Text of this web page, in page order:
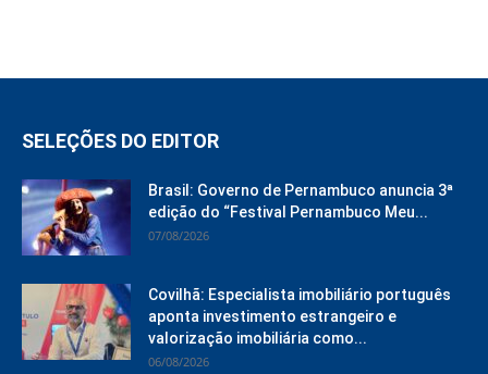
SELEÇÕES DO EDITOR
Brasil: Governo de Pernambuco anuncia 3ª
edição do “Festival Pernambuco Meu...
07/08/2026
Covilhã: Especialista imobiliário português
aponta investimento estrangeiro e
valorização imobiliária como...
06/08/2026